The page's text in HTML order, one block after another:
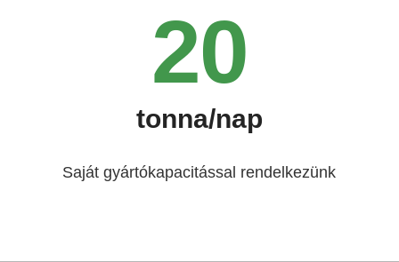
20
tonna/nap
Saját gyártókapacitással rendelkezünk